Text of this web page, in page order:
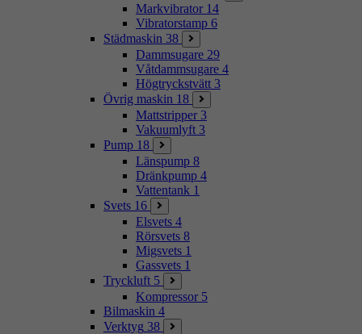
Markvibrator 14
Vibratorstamp 6
Städmaskin 38
Dammsugare 29
Våtdammsugare 4
Högtryckstvätt 3
Övrig maskin 18
Mattstripper 3
Vakuumlyft 3
Pump 18
Länspump 8
Dränkpump 4
Vattentank 1
Svets 16
Elsvets 4
Rörsvets 8
Migsvets 1
Gassvets 1
Tryckluft 5
Kompressor 5
Bilmaskin 4
Verktyg 38